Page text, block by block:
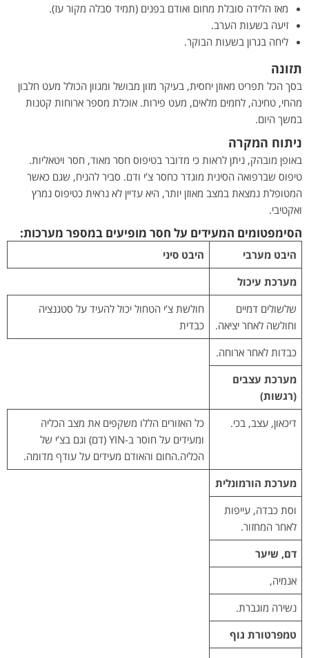
מאז הלידה סובלת מחום ואודם בפנים (תמיד סבלה מקור עז).
זיעה בשעות הערב.
ליחה בגרון בשעות הבוקר.
תזונה
בסך הכל תפריט מאוזן יחסית, בעיקר מזון מבושל ומגוון הכולל מעט חלבון
מהחי, טחינה, לחמים מלאים, מעט פירות. אוכלת מספר ארוחות קטנות
במשך היום.
ניתוח המקרה
באופן מובהק, ניתן לראות כי מדובר בטיפוס חסר מאוד, חסר ויטאליות.
טיפוס שברפואה הסינית מוגדר כחסר צ’י ודם. סביר להניח, שגם כאשר
המטופלת נמצאת במצב מאוזן יותר, היא עדיין לא נראית כטיפוס נמרץ
ואקטיבי.
הסימפטומים המעידים על חסר מופיעים במספר מערכות:
היבט מערבי
היבט סיני
מערכת עיכול
שלשולים דמיים
וחולשה לאחר יציאה.
חולשת צ’י הטחול יכול להעיד על סטגנציה
כבדית
כבדות לאחר ארוחה.
מערכת עצבים
(רגשות)
דיכאון, עצב, בכי.
כל האזורים הללו משקפים את מצב הכליה
ומעידים על חוסר ב-YIN (דם) וגם בצ’י של
הכליה.החום והאודם מעידים על עודף מדומה.
מערכת הורמונלית
וסת כבדה, עייפות
לאחר המחזור.
דם, שיער
אנמיה,
נשירה מוגברת.
טמפרטורת גוף